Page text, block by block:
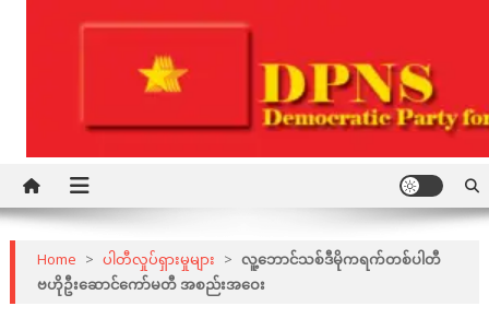
DPNS
Home > ပါတီလှုပ်ရှားမှုများ > လူ့ဘောင်သစ်ဒီမိုကရက်တစ်ပါတီ
ဗဟိုဦးဆောင်ကော်မတီ အစည်းအဝေး